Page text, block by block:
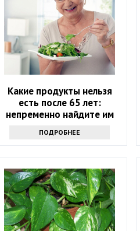
Какие продукты нельзя
есть после 65 лет:
непременно найдите им
ПОДРОБНЕЕ